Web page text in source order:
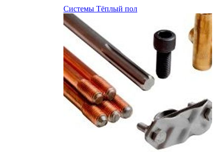
Системы Тёплый пол